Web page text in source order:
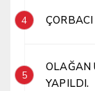
4
5
OLAĞAN
YAPILDI.